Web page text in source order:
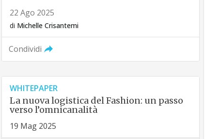
22 Ago 2025
di Michelle Crisantemi
Condividi
WHITEPAPER
La nuova logistica del Fashion: un passo
verso l’omnicanalità
19 Mag 2025